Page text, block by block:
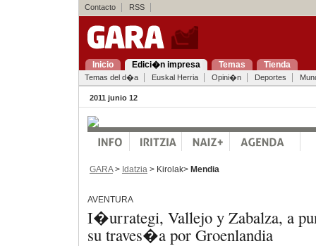
Contacto RSS
Inicio Edici�n impresa Temas Tienda
Temas del d�a Euskal Herria Opini�n Deportes
2011 junio 12
GARA> Idatzia > Kirolak> Mendia
AVENTURA
I�urrategi, Vallejo y Zabalza, a
su traves�a por Groenlandia